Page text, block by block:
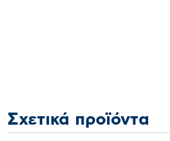
Σχετικά προϊόντα